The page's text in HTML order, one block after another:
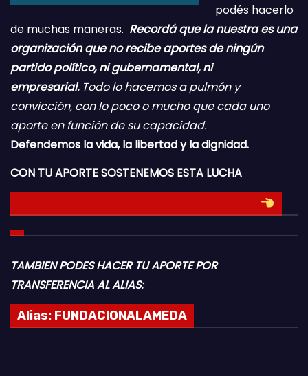
podés hacerlo
de muchas maneras. Recordá que la nuestra es una
organización que no recibe aportes de ningún
partido político, ni gubernamental, ni
empresarial.Todo lo hacemos a pulmón y
convicción, con lo poco o mucho que cada uno
aporte en función de su capacidad.
Defendemos la vida, la libertad y la dignidad.
CON TU APORTE SOSTENEMOS ESTA LUCHA
TAMBIEN PODES HACER TU APORTE POR
TRANSFERENCIA AL ALIAS:
Alias: FUNDACIONALAMEDA